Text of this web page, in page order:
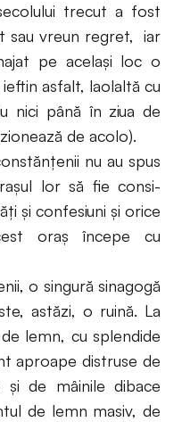
trecut a fost
sau vreun regret, iar
pe acelaşi loc o
asfalt, laolaltă cu
nici până în ziua de
de acolo).
nu au spus
lor să fie consi-
şi confesiuni şi orice
oraş începe cu
o singură sinagogă
astăzi, o ruină. La
lemn, cu splendide
aproape distruse de
şi de mâinile dibace
de lemn masiv, de